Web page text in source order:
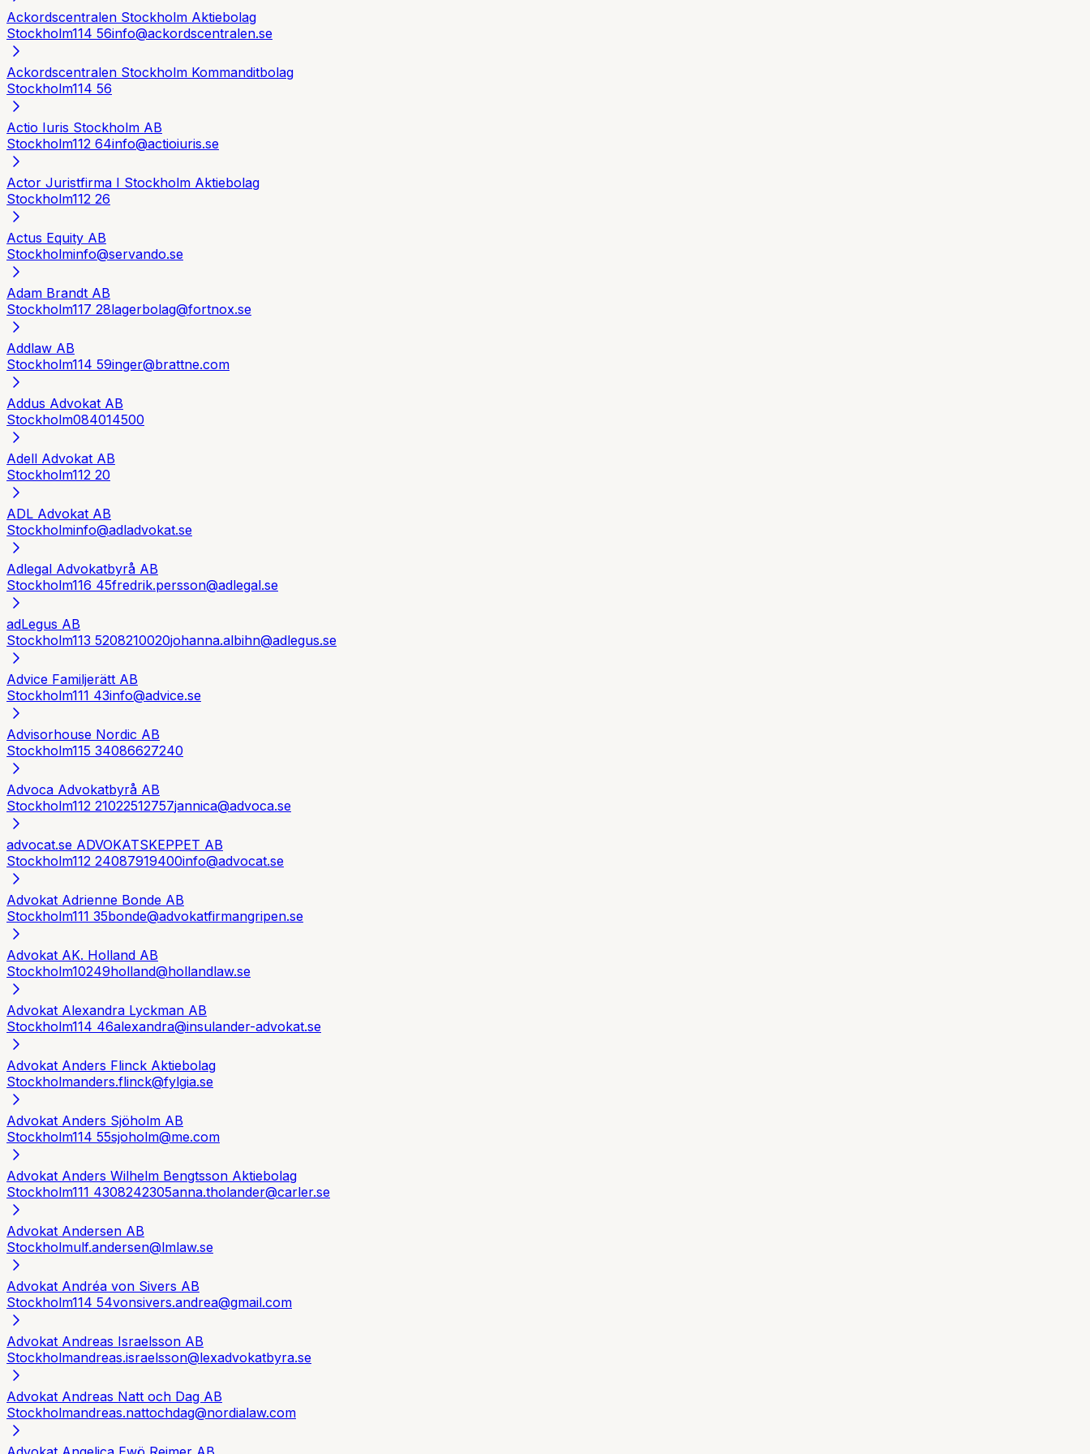
Ackordscentralen Stockholm Aktiebolag
Stockholm114 56info@ackordscentralen.se
Ackordscentralen Stockholm Kommanditbolag
Stockholm114 56
Actio Iuris Stockholm AB
Stockholm112 64info@actioiuris.se
Actor Juristfirma I Stockholm Aktiebolag
Stockholm112 26
Actus Equity AB
Stockholminfo@servando.se
Adam Brandt AB
Stockholm117 28lagerbolag@fortnox.se
Addlaw AB
Stockholm114 59inger@brattne.com
Addus Advokat AB
Stockholm084014500
Adell Advokat AB
Stockholm112 20
ADL Advokat AB
Stockholminfo@adladvokat.se
Adlegal Advokatbyrå AB
Stockholm116 45fredrik.persson@adlegal.se
adLegus AB
Stockholm113 5208210020johanna.albihn@adlegus.se
Advice Familjerätt AB
Stockholm111 43info@advice.se
Advisorhouse Nordic AB
Stockholm115 34086627240
Advoca Advokatbyrå AB
Stockholm112 21022512757jannica@advoca.se
advocat.se ADVOKATSKEPPET AB
Stockholm112 24087919400info@advocat.se
Advokat Adrienne Bonde AB
Stockholm111 35bonde@advokatfirmangripen.se
Advokat AK. Holland AB
Stockholm10249holland@hollandlaw.se
Advokat Alexandra Lyckman AB
Stockholm114 46alexandra@insulander-advokat.se
Advokat Anders Flinck Aktiebolag
Stockholmanders.flinck@fylgia.se
Advokat Anders Sjöholm AB
Stockholm114 55sjoholm@me.com
Advokat Anders Wilhelm Bengtsson Aktiebolag
Stockholm111 4308242305anna.tholander@carler.se
Advokat Andersen AB
Stockholmulf.andersen@lmlaw.se
Advokat Andréa von Sivers AB
Stockholm114 54vonsivers.andrea@gmail.com
Advokat Andreas Israelsson AB
Stockholmandreas.israelsson@lexadvokatbyra.se
Advokat Andreas Natt och Dag AB
Stockholmandreas.nattochdag@nordialaw.com